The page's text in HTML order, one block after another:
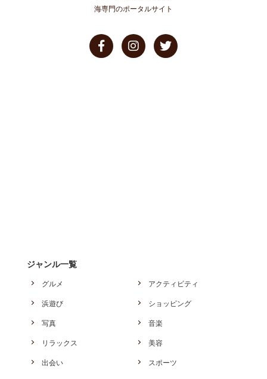
海専門のポータルサイト
ジャンル一覧
グルメ アクティビティ
浜遊び ショッピング
写真 音楽
リラックス 美容
出会い スポーツ